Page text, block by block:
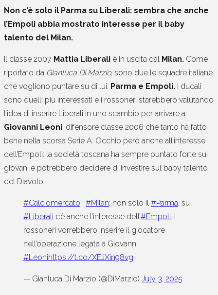
Non c’è solo il Parma su Liberali: sembra che anche
l’Empoli abbia mostrato interesse per il baby
talento del Milan.
Il classe 2007 Mattia Liberali è in uscita dal Milan. Come
riportato da Gianluca Di Marzio, sono due le squadre italiane
che vogliono puntare su di lui: Parma e Empoli. I ducali
sono quelli più interessati e i rossoneri starebbero valutando
l’idea di inserire Liberali in uno scambio per arrivare a
Giovanni Leoni, difensore classe 2006 che tanto ha fatto
bene nella scorsa Serie A. Occhio però anche all’interesse
dell’Empoli: la società toscana ha sempre puntato forte sui
giovani e potrebbero decidere di investire sul baby talento
del Diavolo.
#Calciomercato #Milan: non solo il #Parma, su
#Liberali c’è anche l’interesse dell’#Empoli. I
rossoneri vorrebbero inserire il giocatore
nell’operazione legata a Giovanni
#Leonihttps://t.co/XEJXin98vg
— Gianluca Di Marzio (@DiMarzio) July 3, 2025